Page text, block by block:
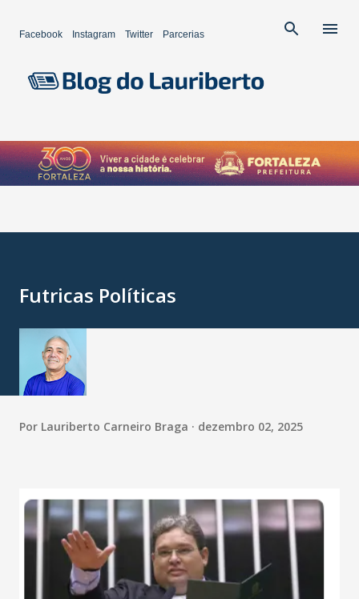
Facebook Instagram Twitter Parcerias
Futricas Políticas
Por Lauriberto Carneiro Braga dezembro 02, 2025